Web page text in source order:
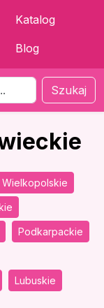
Katalog
Blog
Szukaj
Wielkopolskie
Podkarpackie
Lubuskie